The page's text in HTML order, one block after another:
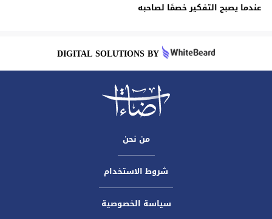
عندما يصبح التفكير خصمًا لصاحبه
DIGITAL SOLUTIONS BY
من نحن
شروط الاستخدام
سياسة الخصوصية